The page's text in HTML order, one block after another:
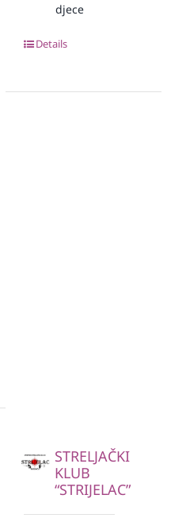
djece
Details
STRELJAČKI
KLUB
“STRIJELAC”